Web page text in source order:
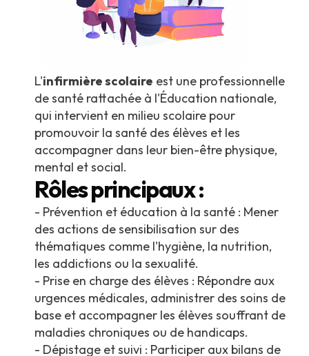
L'infirmière scolaire est une professionnelle
de santé rattachée à l'Éducation nationale,
qui intervient en milieu scolaire pour
promouvoir la santé des élèves et les
accompagner dans leur bien-être physique,
mental et social.
Rôles principaux :
- Prévention et éducation à la santé : Mener
des actions de sensibilisation sur des
thématiques comme l'hygiène, la nutrition,
les addictions ou la sexualité.
- Prise en charge des élèves : Répondre aux
urgences médicales, administrer des soins de
base et accompagner les élèves souffrant de
maladies chroniques ou de handicaps.
- Dépistage et suivi : Participer aux bilans de